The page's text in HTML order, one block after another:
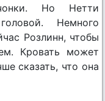
Но Нетти
Немного
Розлинн, чтобы
Кровать может
сказать, что она